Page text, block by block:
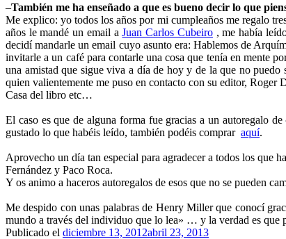
–También me ha enseñado a que es bueno decir lo que
Me explico: yo todos los años por mi cumpleaños me regalo
años le mandé un email aJuan Carlos Cubeiro,me había
decidí mandarle un email cuyo asunto era: Hablemos de
invitarle a un café para contarle una cosa que tenía en mente
una amistad que sigue viva a día de hoy y de la que no
quien valientemente me puso en contacto con su editor,
Casa del libro etc…
El caso es que de alguna forma fue gracias a un autoregalo
gustado lo que habéis leído, también podéis comprar aquí.
Aprovecho un día tan especial para agradecer a todos los
Fernández y Paco Roca.
Y os animo a haceros autoregalos de esos que no se pueden
Me despido con unas palabras de Henry Miller que conocí
mundo a través del individuo que lo lea» … y la verdad es que
Publicado el diciembre 13, 2012abril 23, 2013